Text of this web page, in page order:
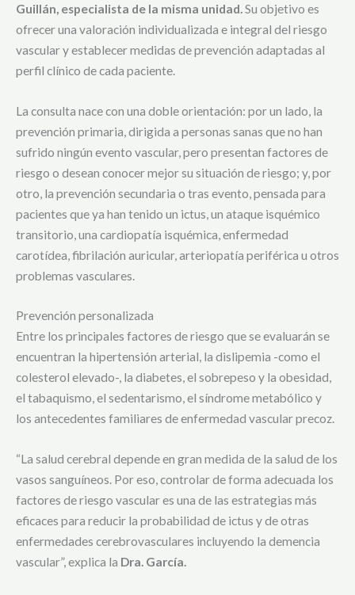
Guillán, especialista de la misma unidad.Su objetivo es
ofrecer una valoración individualizada e integral del riesgo
vascular y establecer medidas de prevención adaptadas al
perfil clínico de cada paciente.
La consulta nace con una doble orientación: por un lado, la
prevención primaria, dirigida a personas sanas que no han
sufrido ningún evento vascular, pero presentan factores de
riesgo o desean conocer mejor su situación de riesgo; y, por
otro, la prevención secundaria o tras evento, pensada para
pacientes que ya han tenido un ictus, un ataque isquémico
transitorio, una cardiopatía isquémica, enfermedad
carotídea, fibrilación auricular, arteriopatía periférica u otros
problemas vasculares.
Prevención personalizada
Entre los principales factores de riesgo que se evaluarán se
encuentran la hipertensión arterial, la dislipemia -como el
colesterol elevado-, la diabetes, el sobrepeso y la obesidad,
el tabaquismo, el sedentarismo, el síndrome metabólico y
los antecedentes familiares de enfermedad vascular precoz.
“La salud cerebral depende en gran medida de la salud de los
vasos sanguíneos. Por eso, controlar de forma adecuada los
factores de riesgo vascular es una de las estrategias más
eficaces para reducir la probabilidad de ictus y de otras
enfermedades cerebrovasculares incluyendo la demencia
vascular”, explica la Dra. García.